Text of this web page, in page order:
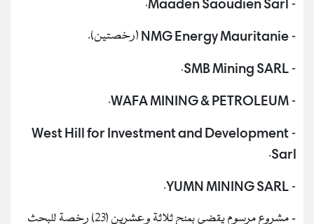
- Maaden Saoudien Sarl.
- NMG Energy Mauritanie (رخصتين).
- SMB Mining SARL.
- WAFA MINING & PETROLEUM.
- West Hill for Investment and Development
Sarl.
- YUMN MINING SARL.
- مشروع مرسوم يقضي بمنح ثلاثة وعشرين (23) رخصة للبحث